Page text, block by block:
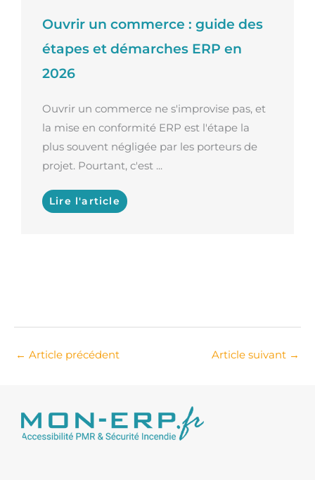
Ouvrir un commerce : guide des
étapes et démarches ERP en
2026
Ouvrir un commerce ne s'improvise pas, et
la mise en conformité ERP est l'étape la
plus souvent négligée par les porteurs de
projet. Pourtant, c'est ...
Lire l'article
← Article précédent Article suivant →